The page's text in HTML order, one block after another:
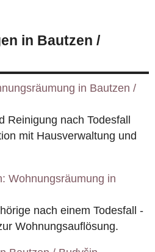
in Bautzen /
in Bautzen /
Reinigung nach Todesfall
mit Hausverwaltung und
Wohnungsräumung in
nach einem Todesfall -
Wohnungsauflösung.